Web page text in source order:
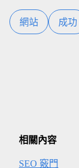
網站 成功
相關內容
SEO 竅門